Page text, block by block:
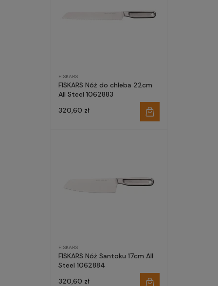
FISKARS
FISKARS Nóż do chleba 22cm
All Steel 1062883
320,60 zł
FISKARS
FISKARS Nóż Santoku 17cm All
Steel 1062884
320,60 zł